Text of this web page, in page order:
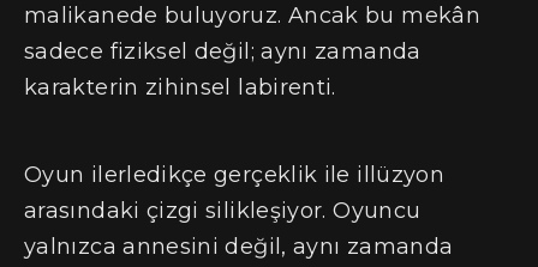
malikanede buluyoruz. Ancak bu mekân
sadece fiziksel değil; aynı zamanda
karakterin zihinsel labirenti.
Oyun ilerledikçe gerçeklik ile illüzyon
arasındaki çizgi silikleşiyor. Oyuncu
yalnızca annesini değil, aynı zamanda